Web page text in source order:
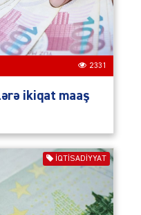
2331
ikiqat maaş
İQTISADIYYAT